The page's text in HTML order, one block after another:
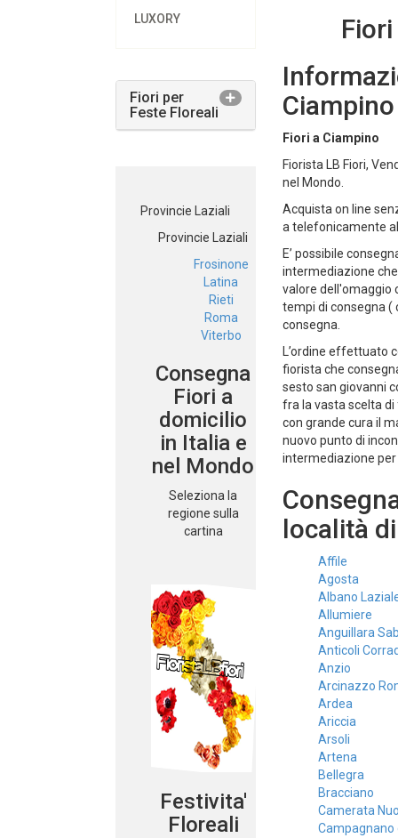
LUXORY
Fiori per
Feste Floreali
Provincie Laziali
Provincie Laziali
Frosinone
Latina
Rieti
Roma
Viterbo
Consegna
Fiori a
domicilio
in Italia e
nel Mondo
Seleziona la
regione sulla
cartina
Festivita'
Floreali
Ciampino
Fiori a Ciampino
Fiorista LB Fiori,
nel Mondo.
Acquista on line
a telefonicamente
E’ possibile
intermediazione
valore dell'omaggio
tempi di consegna (
consegna.
L’ordine effettuato
fiorista che
sesto san giovanni
fra la vasta scelta
con grande cura il
nuovo punto di
intermediazione
località
Affile
Agosta
Albano
Allumiere
Anguillara
Anticoli
Anzio
Arcinazzo
Ardea
Ariccia
Arsoli
Artena
Bellegra
Bracciano
Camerata
Campagnano